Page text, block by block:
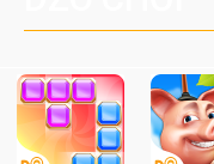
Pocketpair, Inc.